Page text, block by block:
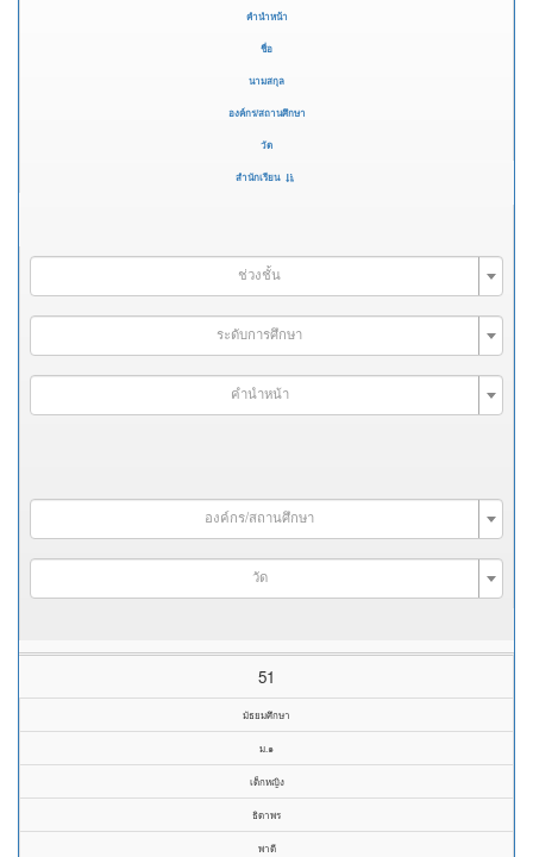
คำนำหน้า
ชื่อ
นามสกุล
องค์กร/สถานศึกษา
วัด
สำนักเรียน
ช่วงชั้น
ระดับการศึกษา
คำนำหน้า
องค์กร/สถานศึกษา
วัด
51
มัธยมศึกษา
ม.๑
เด็กหญิง
ธิดาพร
พาดี